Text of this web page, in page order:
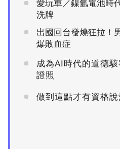
愛玩車／鎳氫電池時
洗牌
出國回台發燒狂拉！
爆敗血症
成為AI時代的道德
證照
做到這點才有資格說